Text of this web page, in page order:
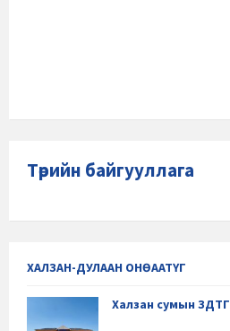
Төрийн байгууллага
ХАЛЗАН-ДУЛААН ОНӨААТҮГ
Халзан сумын ЗДТГ